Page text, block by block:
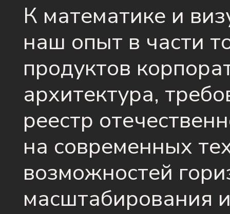
К математике и
наш опыт в части
продуктов
архитектура,
реестр
на современных
возможностей
масштабирования